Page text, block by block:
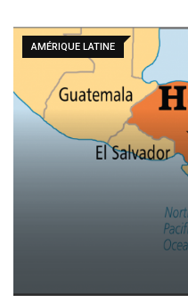
AMÉRIQUE LATINE